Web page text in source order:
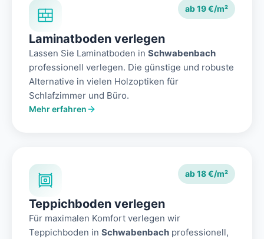
ab 19 €/m²
Laminatboden verlegen
Lassen Sie Laminatboden in Schwabenbach
professionell verlegen. Die günstige und robuste
Alternative in vielen Holzoptiken für
Schlafzimmer und Büro.
Mehr erfahren
ab 18 €/m²
Teppichboden verlegen
Für maximalen Komfort verlegen wir
Teppichboden in Schwabenbach professionell,